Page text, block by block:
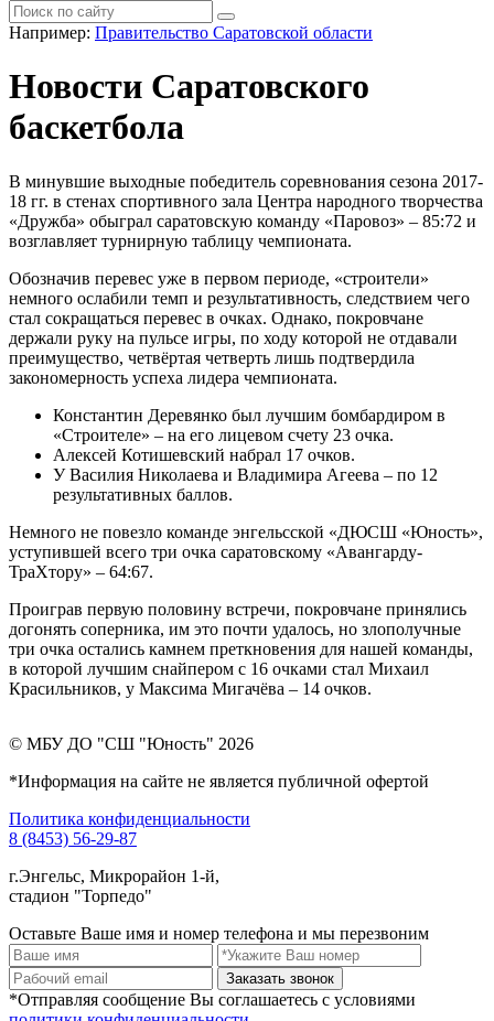
Например: Правительство Саратовской области
Новости Саратовского
баскетбола
В минувшие выходные победитель соревнования сезона 2017-
18 гг. в стенах спортивного зала Центра народного творчества
«Дружба» обыграл саратовскую команду «Паровоз» – 85:72 и
возглавляет турнирную таблицу чемпионата.
Обозначив перевес уже в первом периоде, «строители»
немного ослабили темп и результативность, следствием чего
стал сокращаться перевес в очках. Однако, покровчане
держали руку на пульсе игры, по ходу которой не отдавали
преимущество, четвёртая четверть лишь подтвердила
закономерность успеха лидера чемпионата.
Константин Деревянко был лучшим бомбардиром в
«Строителе» – на его лицевом счету 23 очка.
Алексей Котишевский набрал 17 очков.
У Василия Николаева и Владимира Агеева – по 12
результативных баллов.
Немного не повезло команде энгельсской «ДЮСШ «Юность»,
уступившей всего три очка саратовскому «Авангарду-
ТраХтору» – 64:67.
Проиграв первую половину встречи, покровчане принялись
догонять соперника, им это почти удалось, но злополучные
три очка остались камнем преткновения для нашей команды,
в которой лучшим снайпером с 16 очками стал Михаил
Красильников, у Максима Мигачёва – 14 очков.
© МБУ ДО "СШ "Юность" 2026
*Информация на сайте не является публичной офертой
Политика конфиденциальности
8 (8453) 56-29-87
г.Энгельс, Микрорайон 1-й,
стадион "Торпедо"
Оставьте Ваше имя и номер телефона и мы перезвоним
Заказать звонок
*Отправляя сообщение Вы соглашаетесь с условиями